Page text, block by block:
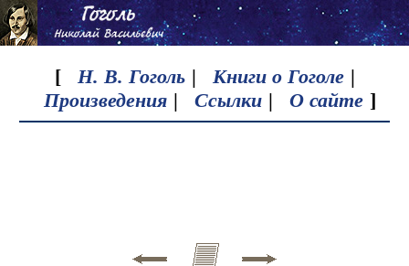
[ Н. В. Гоголь | Книги о Гоголе |
Произведения | Ссылки | О сайте ]